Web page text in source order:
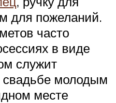
для пожеланий.
часто
в виде
служит
молодым
месте